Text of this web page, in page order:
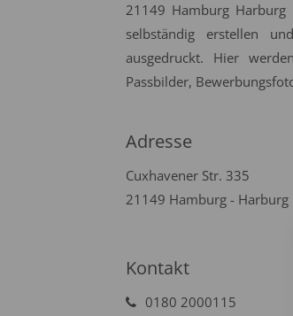
21149 Hamburg Harburg
selbständig erstellen
ausgedruckt. Hier
Passbilder,
Adresse
Cuxhavener Str. 335
21149 Hamburg - Harburg
Kontakt
0180 2000115